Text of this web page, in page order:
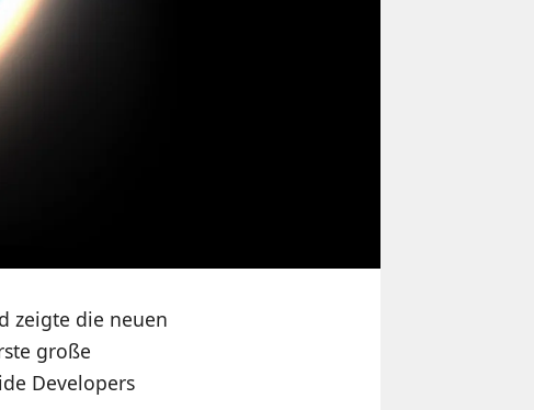
zeigte die neuen
große
Developers